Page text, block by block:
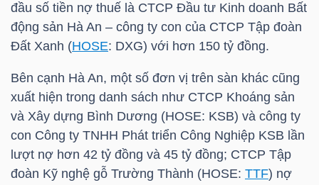
đầu số tiền nợ thuế là CTCP Đầu tư Kinh doanh Bất
động sản Hà An – công ty con của CTCP Tập đoàn
Đất Xanh (HOSE: DXG) với hơn 150 tỷ đồng.
Bên cạnh Hà An, một số đơn vị trên sàn khác cũng
xuất hiện trong danh sách như CTCP Khoáng sản
và Xây dựng Bình Dương (HOSE: KSB) và công ty
con Công ty TNHH Phát triển Công Nghiệp KSB lần
lượt nợ hơn 42 tỷ đồng và 45 tỷ đồng; CTCP Tập
đoàn Kỹ nghệ gỗ Trường Thành (HOSE: TTF) nợ
TÀI
CHÍNH
HÓA